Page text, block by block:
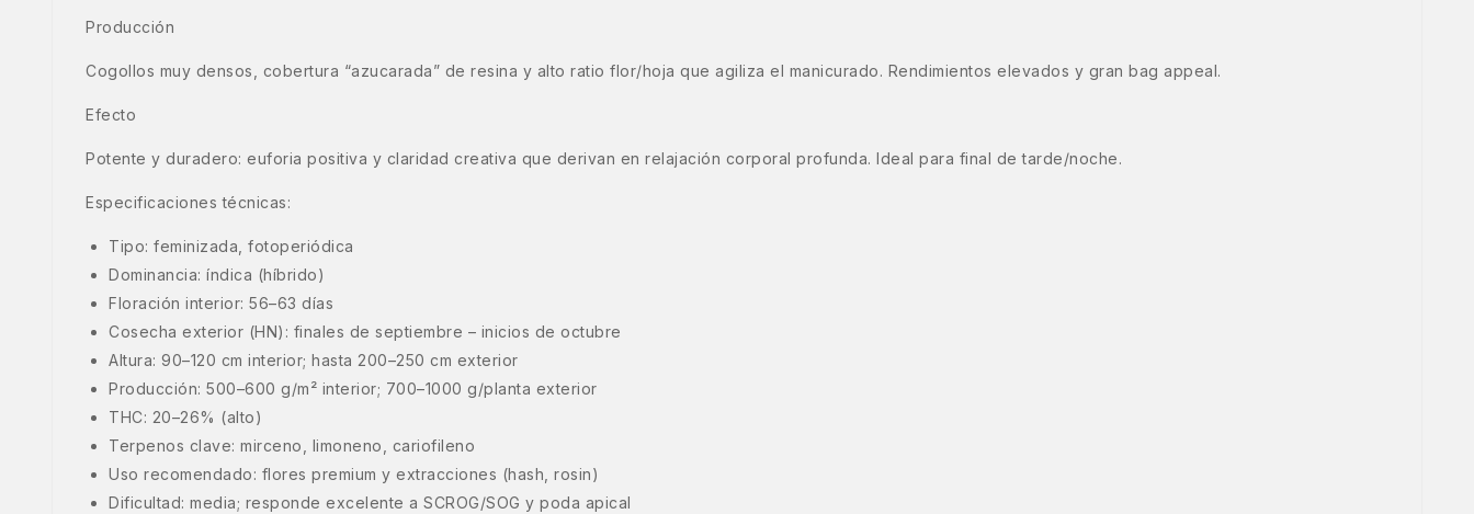
Producción
Cogollos muy densos, cobertura “azucarada” de resina y alto ratio flor/hoja que agiliza el manicurado. Rendimientos elevados y gran bag appeal.
Efecto
Potente y duradero: euforia positiva y claridad creativa que derivan en relajación corporal profunda. Ideal para final de tarde/noche.
Especificaciones técnicas:
Tipo: feminizada, fotoperiódica
Dominancia: índica (híbrido)
Floración interior: 56–63 días
Cosecha exterior (HN): finales de septiembre – inicios de octubre
Altura: 90–120 cm interior; hasta 200–250 cm exterior
Producción: 500–600 g/m² interior; 700–1000 g/planta exterior
THC: 20–26% (alto)
Terpenos clave: mirceno, limoneno, cariofileno
Uso recomendado: flores premium y extracciones (hash, rosin)
Dificultad: media; responde excelente a SCROG/SOG y poda apical